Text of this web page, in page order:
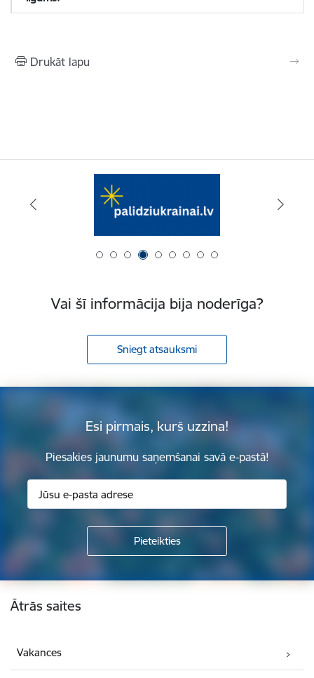
Drukāt lapu
Vai šī informācija bija noderīga?
Sniegt atsauksmi
Esi pirmais, kurš uzzina!
Piesakies jaunumu saņemšanai savā e-pastā!
Kājene
Ātrās saites
Vakances